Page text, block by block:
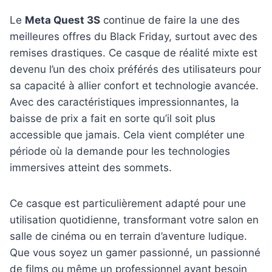
Le Meta Quest 3S continue de faire la une des
meilleures offres du Black Friday, surtout avec des
remises drastiques. Ce casque de réalité mixte est
devenu l’un des choix préférés des utilisateurs pour
sa capacité à allier confort et technologie avancée.
Avec des caractéristiques impressionnantes, la
baisse de prix a fait en sorte qu’il soit plus
accessible que jamais. Cela vient compléter une
période où la demande pour les technologies
immersives atteint des sommets.
Ce casque est particulièrement adapté pour une
utilisation quotidienne, transformant votre salon en
salle de cinéma ou en terrain d’aventure ludique.
Que vous soyez un gamer passionné, un passionné
de films ou même un professionnel ayant besoin